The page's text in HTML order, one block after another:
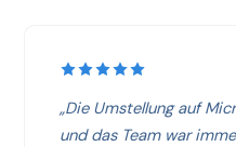
„Die Umstellung auf
und das Team war